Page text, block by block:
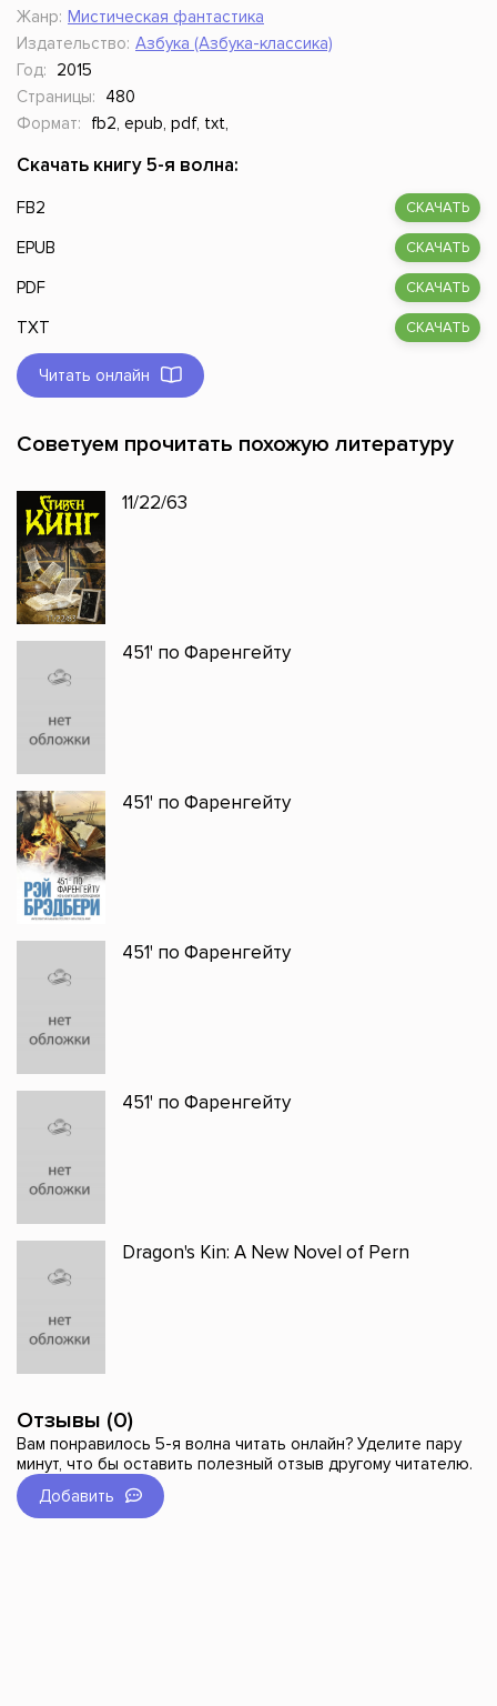
Жанр: Мистическая фантастика
Издательство: Азбука (Азбука-классика)
Год:
2015
Страницы:
480
Формат:
fb2, epub, pdf, txt,
Скачать книгу 5-я волна:
FB2 СКАЧАТЬ
EPUB СКАЧАТЬ
PDF СКАЧАТЬ
TXT СКАЧАТЬ
Читать онлайн
Советуем прочитать похожую литературу
11/22/63
451' по Фаренгейту
451' по Фаренгейту
451' по Фаренгейту
451' по Фаренгейту
Dragon's Kin: A New Novel of Pern
Отзывы (0)
Вам понравилось 5-я волна читать онлайн? Уделите пару
минут, что бы оставить полезный отзыв другому читателю.
Добавить